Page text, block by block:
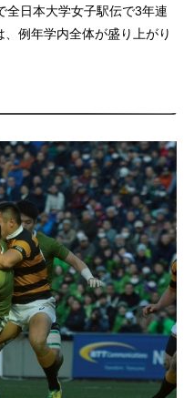
全日本大学女子駅伝で3年連
例年学内全体が盛り上がり